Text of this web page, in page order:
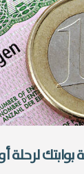
بوابتك لرحلة